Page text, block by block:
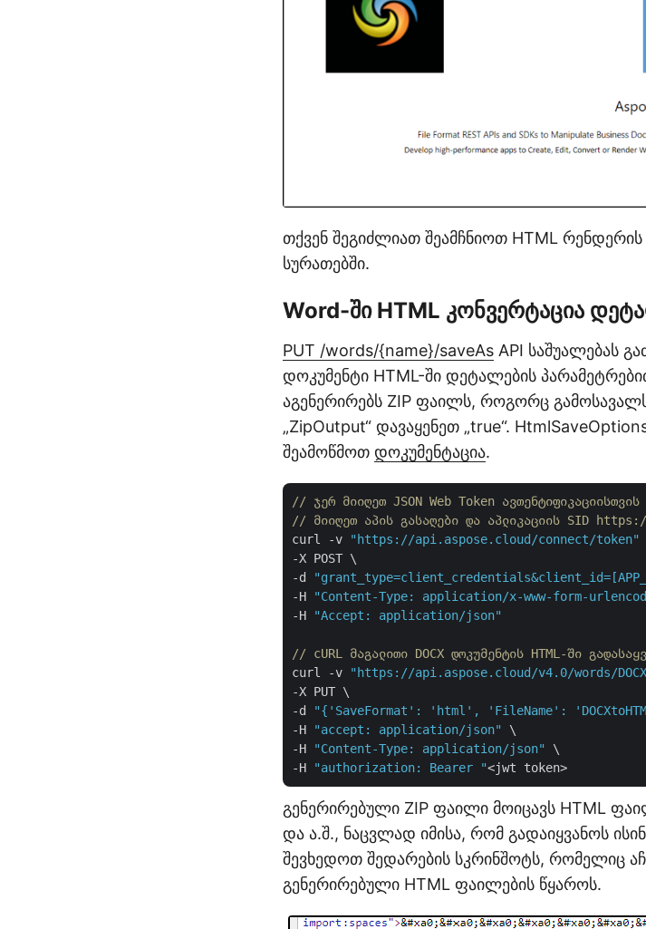
თქვენ შეგიძლიათ შეამჩნიოთ HTML
სურათებში.
Word-ში HTML კონვერტაცია
PUT /words/{name}/saveAs API საშუალებას
დოკუმენტი HTML-ში დეტალების
აგენერირებს ZIP ფაილს, როგორც
„ZipOutput“ დავაყენეთ „true“.
შეამოწმოთ დოკუმენტაცია.
// ჯერ მიიღეთ JSON Web Token ავთენტიფიკაციისთვის
// მიიღეთ აპის გასაღები და აპლიკაციის SID
curl -v
"https://api.aspose.cloud/connect/token"
-X POST \
-d
-H
"Content-Type: application/x-www-form-
-H
"Accept: application/json"
// cURL მაგალითი DOCX დოკუმენტის HTML-ში
curl -v
"https://api.aspose.cloud/v4.0/words/
-X PUT \
-d
"{'SaveFormat': 'html', 'FileName':
-H
"accept: application/json"
\
-H
"Content-Type: application/json"
\
-H
"authorization: Bearer "
გენერირებული ZIP ფაილი მოიცავს HTML
და ა.შ., ნაცვლად იმისა, რომ გადაიყვანოს
შევხედოთ შედარების სკრინშოტს, რომელიც
გენერირებული HTML ფაილების წყაროს.